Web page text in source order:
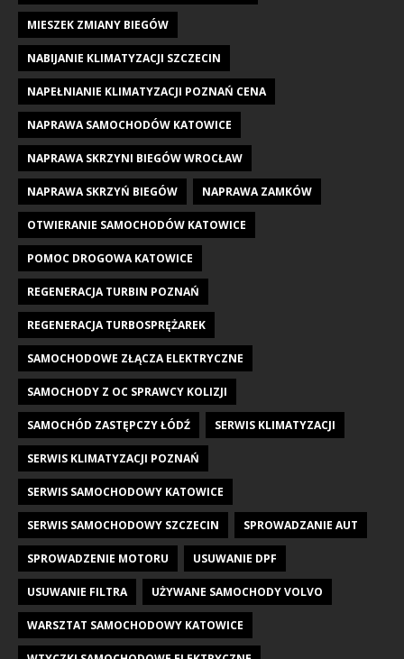
MIESZEK ZMIANY BIEGÓW
NABIJANIE KLIMATYZACJI SZCZECIN
NAPEŁNIANIE KLIMATYZACJI POZNAŃ CENA
NAPRAWA SAMOCHODÓW KATOWICE
NAPRAWA SKRZYNI BIEGÓW WROCŁAW
NAPRAWA SKRZYŃ BIEGÓW NAPRAWA ZAMKÓW
OTWIERANIE SAMOCHODÓW KATOWICE
POMOC DROGOWA KATOWICE
REGENERACJA TURBIN POZNAŃ
REGENERACJA TURBOSPRĘŻAREK
SAMOCHODOWE ZŁĄCZA ELEKTRYCZNE
SAMOCHODY Z OC SPRAWCY KOLIZJI
SAMOCHÓD ZASTĘPCZY ŁÓDŹ SERWIS KLIMATYZACJI
SERWIS KLIMATYZACJI POZNAŃ
SERWIS SAMOCHODOWY KATOWICE
SERWIS SAMOCHODOWY SZCZECIN SPROWADZANIE AUT
SPROWADZENIE MOTORU USUWANIE DPF
USUWANIE FILTRA UŻYWANE SAMOCHODY VOLVO
WARSZTAT SAMOCHODOWY KATOWICE